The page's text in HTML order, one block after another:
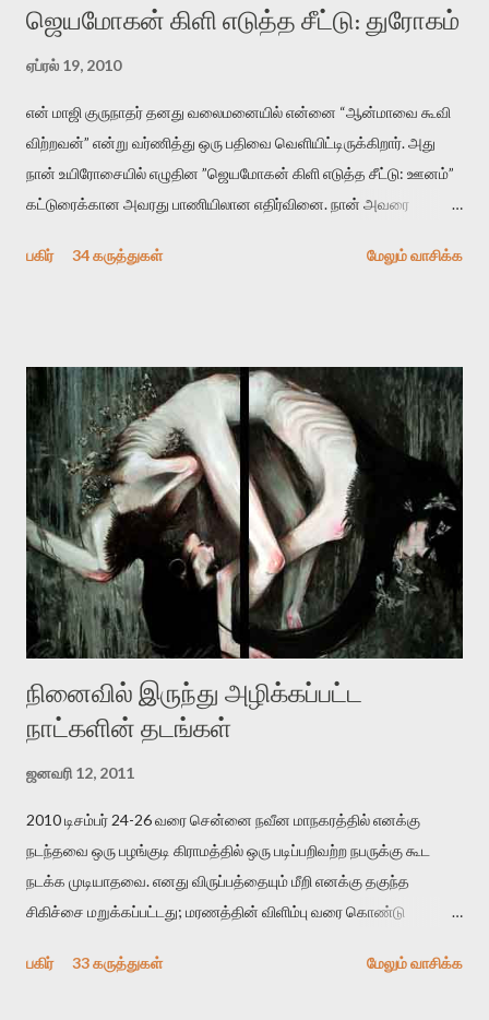
ஜெயமோகன் கிளி எடுத்த சீட்டு: துரோகம்
ஏப்ரல் 19, 2010
என் மாஜி குருநாதர் தனது வலைமனையில் என்னை “ஆன்மாவை கூவி
விற்றவன்” என்று வர்ணித்து ஒரு பதிவை வெளியிட்டிருக்கிறார். அது
நான் உயிரோசையில் எழுதின ”ஜெயமோகன் கிளி எடுத்த சீட்டு: ஊனம்”
கட்டுரைக்கான அவரது பாணியிலான எதிர்வினை. நான் அவரை
பதிவை படித்த நண்பர்கள் பலரும் அவருக்காக இரக்கப்பட்டார்கள்.
தனது இணையதளத்திலே தொடர்ந்து பதிவு செய்கிறார். உயிர்மை
இன்னும் சில வருடங்களுக்கு தனக்கு எதிராக எழுத்தாளர்களை ஏவி
விட்டபடி இருக்கும் என்று ஒரு அச்சத்தை வெளிப்படுத்தியபடி
இருக்கிறார். அவர் கடுமையான பாதுகாப்பின்மை மனநிலையில் உள்ளார்.
உயிர்மை அவரை தாக்க உத்தேசித்தாலும் இல்லை என்றாலும்
ஜெயமோகன் அந்த பிரமையால் தொடர்ந்து அச்சுறுத்தலுக்கு உள்ளாகி
உள்ளார். உங்களை பற்றின இந்த தாக்குதல் கூட இதன் வெளிப்பாடு தான்”.
உண்மையே! ராக்கி படத்தில் குத்துச்சண்டை வீரராக வரும் சில்வெஸ்டர்
ஓரிடத்தில் சொல்வார்: ...
பகிர் 34 கருத்துகள் மேலும் வாசிக்க
நினைவில் இருந்து அழிக்கப்பட்ட
நாட்களின் தடங்கள்
ஜனவரி 12, 2011
2010 டிசம்பர் 24-26 வரை சென்னை நவீன மாநகரத்தில் எனக்கு
நடந்தவை ஒரு பழங்குடி கிராமத்தில் ஒரு படிப்பறிவற்ற நபருக்கு கூட
நடக்க முடியாதவை. எனது விருப்பத்தையும் மீறி எனக்கு தகுந்த
சிகிச்சை மறுக்கப்பட்டது; மரணத்தின் விளிம்பு வரை கொண்டு
பகிர்
33 கருத்துகள் மேலும் வாசிக்க